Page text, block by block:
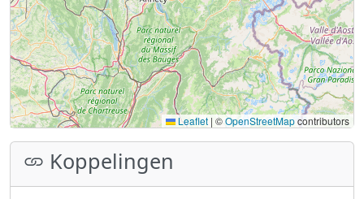
Leaflet | ©OpenStreetMapcontributors
Koppelingen